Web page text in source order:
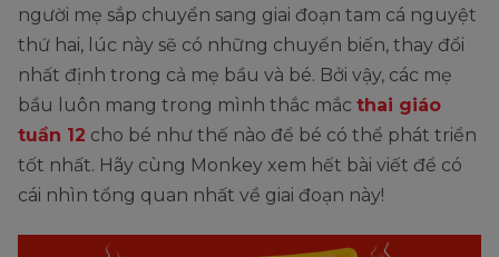
người mẹ sắp chuyển sang giai đoạn tam cá nguyệt
thứ hai, lúc này sẽ có những chuyển biến, thay đổi
nhất định trong cả mẹ bầu và bé. Bởi vậy, các mẹ
bầu luôn mang trong mình thắc mắc thai giáo
tuần 12 cho bé như thế nào để bé có thể phát triển
tốt nhất. Hãy cùng Monkey xem hết bài viết để có
cái nhìn tổng quan nhất về giai đoạn này!